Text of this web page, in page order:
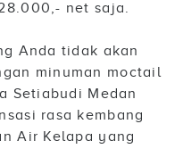
net saja.
Anda tidak akan
minuman moctail
Setiabudi Medan
rasa kembang
Air Kelapa yang